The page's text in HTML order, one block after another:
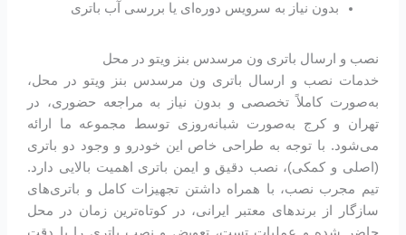
بدون نیاز به سرویس‌ دوره‌ای یا بررسی آب باتری
نصب و ارسال باتری ون مرسدس بنز ویتو در محل
خدمات نصب و ارسال باتری ون مرسدس بنز ویتو در محل،
به‌صورت کاملاً تخصصی و بدون نیاز به مراجعه حضوری، در
تهران و کرج به‌صورت شبانه‌روزی توسط مجموعه ما ارائه
می‌شود. با توجه به طراحی خاص این خودرو و وجود دو باتری
(اصلی و کمکی)، نصب دقیق و ایمن باتری اهمیت بالایی دارد.
تیم مجرب نصب، با همراه داشتن تجهیزات کامل و باتری‌های
سازگار از برندهای معتبر ایرانی، در کوتاه‌ترین زمان در محل